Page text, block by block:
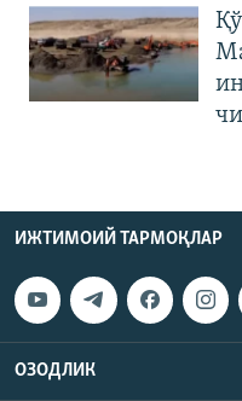
ИЖТИМОИЙ ТАРМОҚЛАР
ОЗОДЛИК